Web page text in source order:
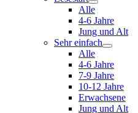
Alle
4-6 Jahre
Jung und Alt
Sehr einfach
Alle
4-6 Jahre
7-9 Jahre
10-12 Jahre
Erwachsene
Jung und Alt